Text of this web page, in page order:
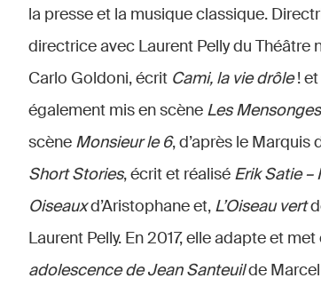
la presse et la musique classique.
directrice avec Laurent Pelly du Théâtre
Carlo Goldoni, écrit Cami, la vie drôle! et
également mis en scène Les
scène Monsieur le 6, d’après le Marquis
Short Stories, écrit et réalisé Erik Satie –
Oiseauxd’Aristophane et, L’Oiseau vert
Laurent Pelly. En 2017, elle adapte et
adolescence de Jean Santeuilde